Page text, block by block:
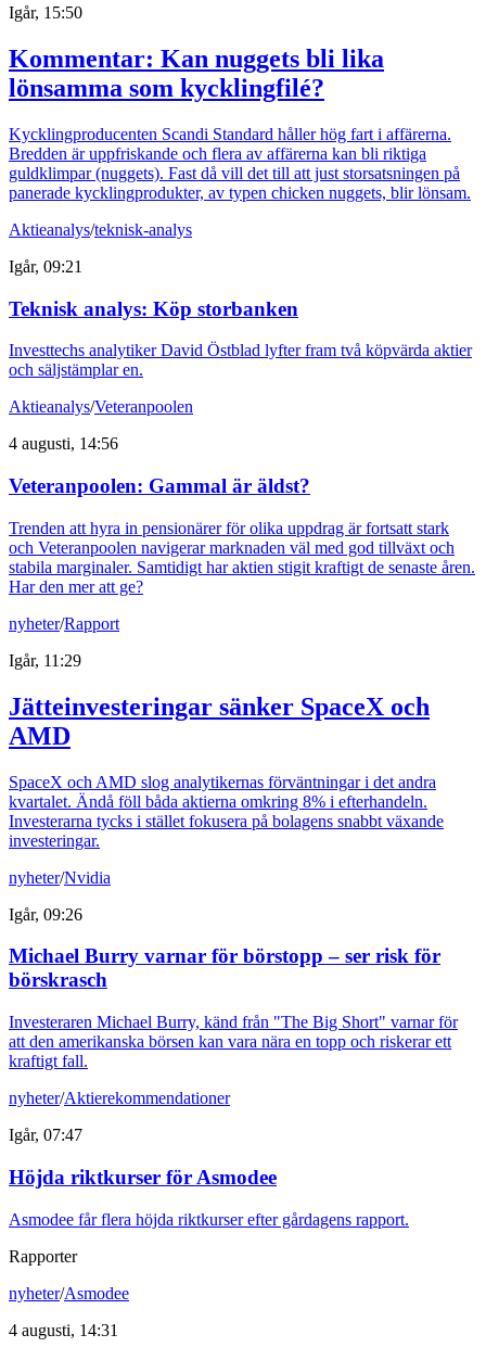
Igår, 15:50
Kommentar: Kan nuggets bli lika
lönsamma som kycklingfilé?
Kycklingproducenten Scandi Standard håller hög fart i affärerna.
Bredden är uppfriskande och flera av affärerna kan bli riktiga
guldklimpar (nuggets). Fast då vill det till att just storsatsningen på
panerade kycklingprodukter, av typen chicken nuggets, blir lönsam.
Aktieanalys/teknisk-analys
Igår, 09:21
Teknisk analys: Köp storbanken
Investtechs analytiker David Östblad lyfter fram två köpvärda aktier
och säljstämplar en.
Aktieanalys/Veteranpoolen
4 augusti, 14:56
Veteranpoolen: Gammal är äldst?
Trenden att hyra in pensionärer för olika uppdrag är fortsatt stark
och Veteranpoolen navigerar marknaden väl med god tillväxt och
stabila marginaler. Samtidigt har aktien stigit kraftigt de senaste åren.
Har den mer att ge?
nyheter/Rapport
Igår, 11:29
Jätteinvesteringar sänker SpaceX och
AMD
SpaceX och AMD slog analytikernas förväntningar i det andra
kvartalet. Ändå föll båda aktierna omkring 8% i efterhandeln.
Investerarna tycks i stället fokusera på bolagens snabbt växande
investeringar.
nyheter/Nvidia
Igår, 09:26
Michael Burry varnar för börstopp – ser risk för
börskrasch
Investeraren Michael Burry, känd från "The Big Short" varnar för
att den amerikanska börsen kan vara nära en topp och riskerar ett
kraftigt fall.
nyheter/Aktierekommendationer
Igår, 07:47
Höjda riktkurser för Asmodee
Asmodee får flera höjda riktkurser efter gårdagens rapport.
Rapporter
nyheter/Asmodee
4 augusti, 14:31